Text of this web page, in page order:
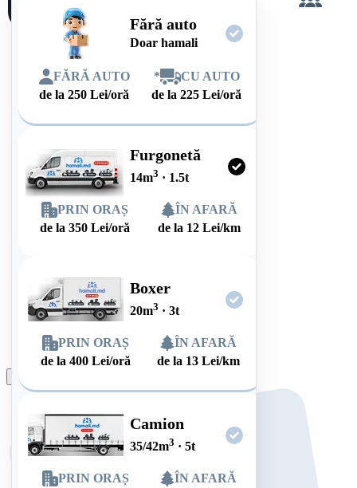
Fără auto
Doar hamali
FĂRĂ AUTO
de la250 Lei/oră
*
CU AUTO
de la225 Lei/oră
Furgonetă
14m3 · 1.5t
PRIN ORAȘ
de la 350 Lei/oră
ÎN AFARĂ
de la 12 Lei/km
Boxer
20m3 · 3t
PRIN ORAȘ
de la400 Lei/oră
ÎN AFARĂ
de la 13 Lei/km
Camion
35/42m3 · 5t
PRIN ORAȘ
ÎN AFARĂ
singur
Plasează comanda